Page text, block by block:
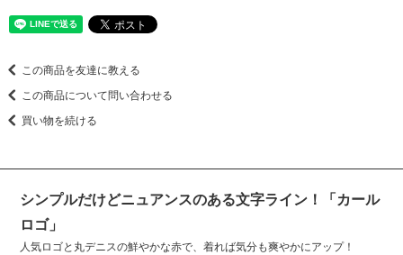
この商品を友達に教える
この商品について問い合わせる
買い物を続ける
シンプルだけどニュアンスのある文字ライン！「カール
ロゴ」
人気ロゴと丸デニスの鮮やかな赤で、着れば気分も爽やかにアップ！